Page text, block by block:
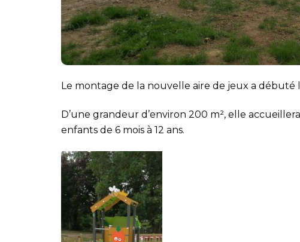
Le montage de la nouvelle aire de jeux a
D’une grandeur d’environ 200 m², elle
enfants de 6 mois à 12 ans.